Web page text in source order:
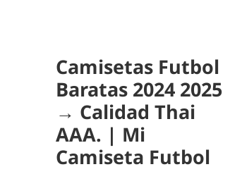
Camisetas Futbol
Baratas 2024 2025
→ Calidad Thai
AAA. | Mi
Camiseta Futbol